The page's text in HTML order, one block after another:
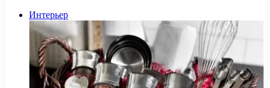
Интерьер